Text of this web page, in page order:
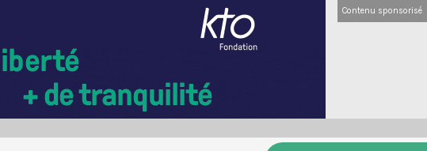
Contenu sponsorisé